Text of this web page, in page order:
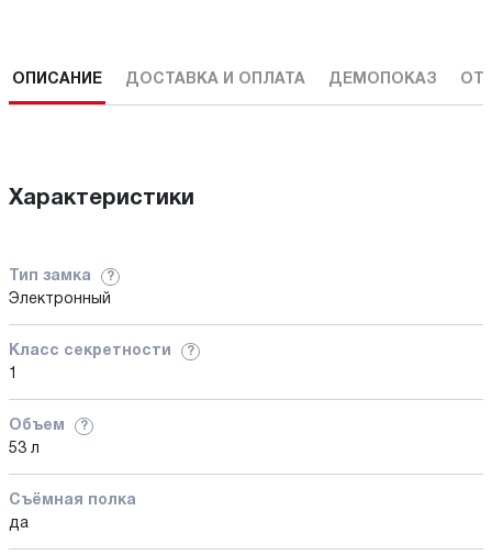
ОПИСАНИЕ ДОСТАВКА И ОПЛАТА ДЕМОПОКАЗ
Характеристики
Тип замка ?
Электронный
Класс секретности ?
1
Объем ?
53 л
Съёмная полка
да